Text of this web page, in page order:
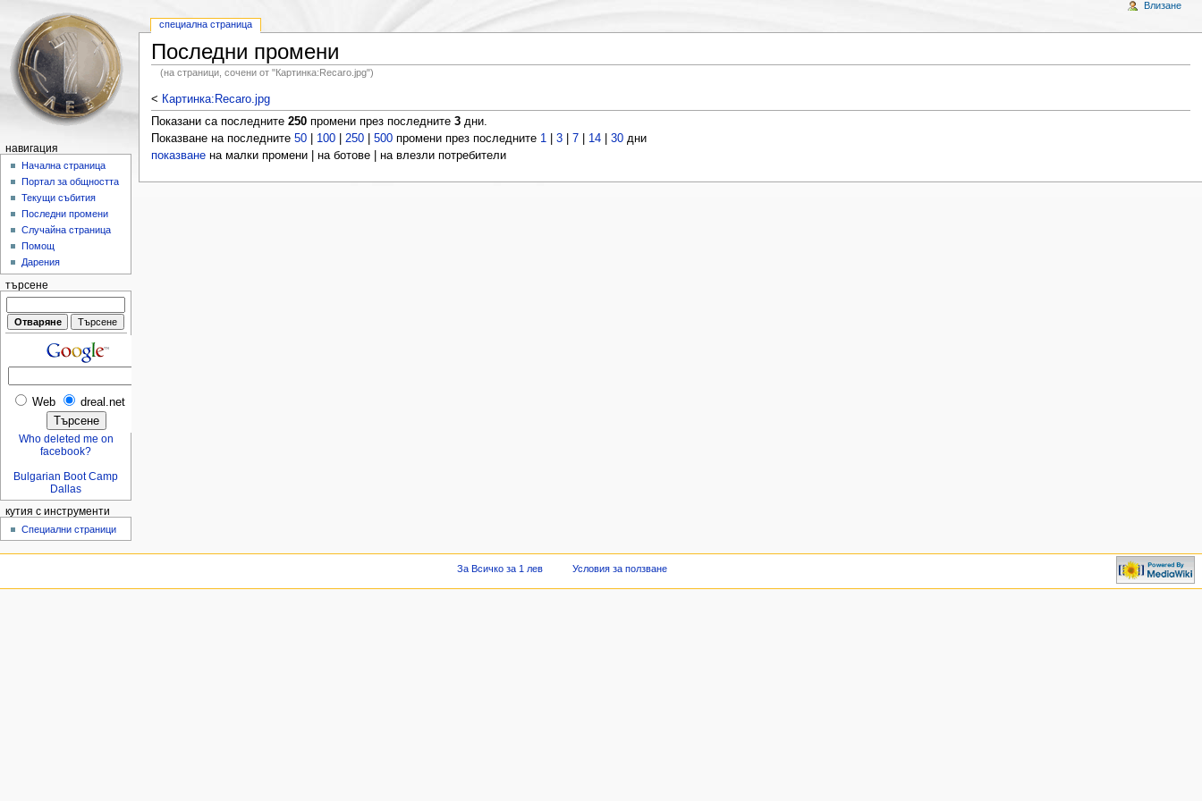
Последни промени
(на страници, сочени от "Картинка:Recaro.jpg")
< Картинка:Recaro.jpg
Показани са последните 250промени през последните 3дни.
Показване на последните 50| 100| 250| 500промени през последните 1| 3| 7| 14| 30дни
показванена малки промени | на ботове | на влезли потребители
специална страница
Влизане
навигация
Начална страница
Портал за общността
Текущи събития
Последни промени
Случайна страница
Помощ
Дарения
търсене
Web dreal.net
Who deleted me on
facebook?
Bulgarian Boot Camp
Dallas
кутия с инструменти
Специални страници
За Всичко за 1 лев Условия за ползване